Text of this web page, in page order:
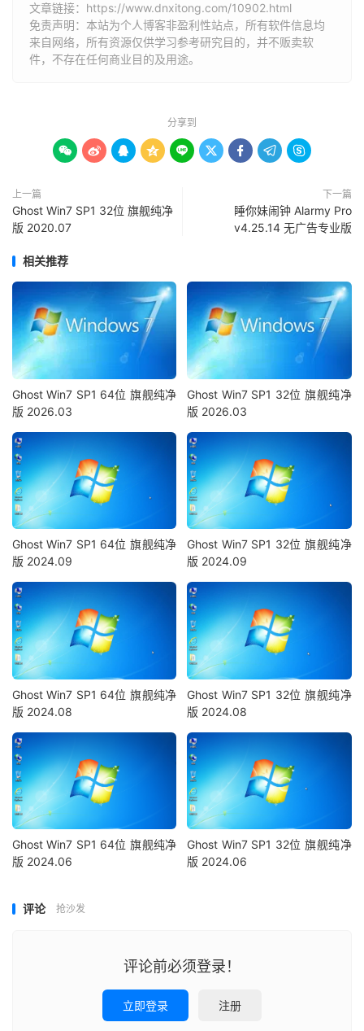
文章链接： https://www.dnxitong.com/10902.html
免责声明：本站为个人博客非盈利性站点，所有软件信息均
来自网络，所有资源仅供学习参考研究目的，并不贩卖软
件，不存在任何商业目的及用途。
分享到
        
上一篇
Ghost Win7 SP1 32位 旗舰纯净
版 2020.07
下一篇
睡你妹闹钟 Alarmy Pro
v4.25.14 无广告专业版
相关推荐
Ghost Win7 SP1 64位 旗舰纯净
版 2026.03
Ghost Win7 SP1 32位 旗舰纯净
版 2026.03
Ghost Win7 SP1 64位 旗舰纯净
版 2024.09
Ghost Win7 SP1 32位 旗舰纯净
版 2024.09
Ghost Win7 SP1 64位 旗舰纯净
版 2024.08
Ghost Win7 SP1 32位 旗舰纯净
版 2024.08
Ghost Win7 SP1 64位 旗舰纯净
版 2024.06
Ghost Win7 SP1 32位 旗舰纯净
版 2024.06
评论 抢沙发
评论前必须登录！
立即登录 注册